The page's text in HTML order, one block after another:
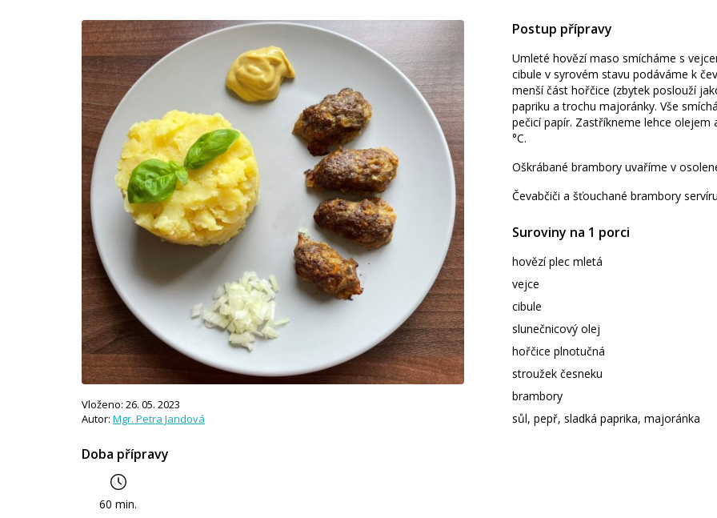
Doba přípravy
60 min.
Vloženo: 26. 05. 2023
Autor: Mgr. Petra Jandová
Postup přípravy
Umleté hovězí maso smícháme s
cibule v syrovém stavu podáváme k
menší část hořčice (zbytek poslouží
papriku a trochu majoránky. Vše
pečicí papír. Zastříkneme lehce
°C.
Oškrábané brambory uvaříme v
Čevabčiči a šťouchané brambory
Suroviny na 1 porci
hovězí plec mletá
vejce
cibule
slunečnicový olej
hořčice plnotučná
stroužek česneku
brambory
sůl, pepř, sladká paprika, majoránka